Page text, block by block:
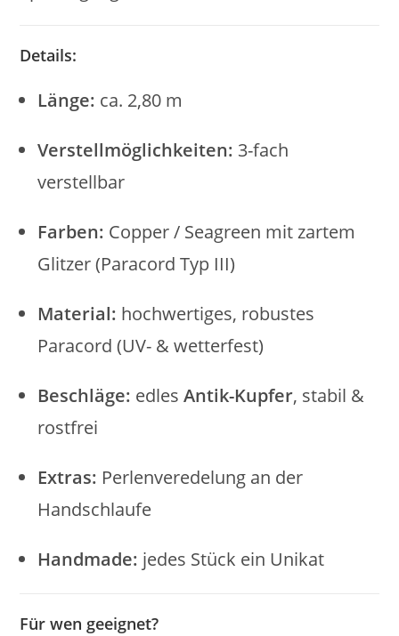
Details:
Länge: ca. 2,80 m
Verstellmöglichkeiten: 3-fach
verstellbar
Farben: Copper / Seagreen mit zartem
Glitzer (Paracord Typ III)
Material: hochwertiges, robustes
Paracord (UV- & wetterfest)
Beschläge: edlesAntik-Kupfer, stabil &
rostfrei
Extras: Perlenveredelung an der
Handschlaufe
Handmade: jedes Stück ein Unikat
Für wen geeignet?